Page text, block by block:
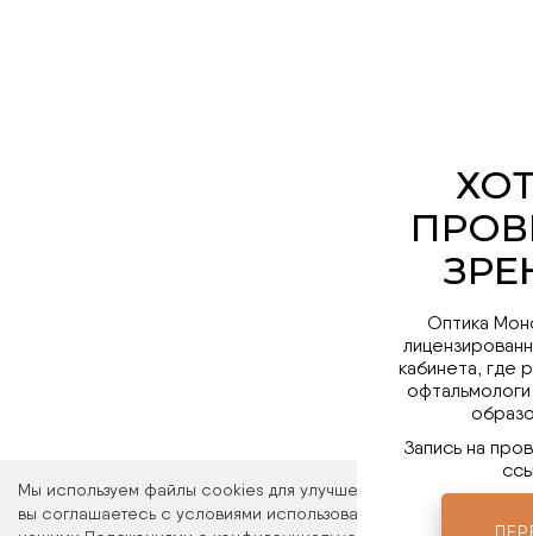
Мы используем файлы cookies для улучшения работы сайта.
вы соглашаетесь с условиями использования файлов cookies.
Оптика
кабинета, где
Запись на